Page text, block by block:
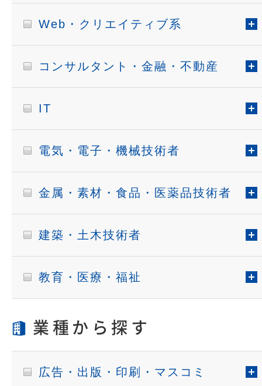
Web・クリエイティブ系
コンサルタント・金融・不動産
IT
電気・電子・機械技術者
金属・素材・食品・医薬品技術者
建築・土木技術者
教育・医療・福祉
業種から探す
広告・出版・印刷・マスコミ